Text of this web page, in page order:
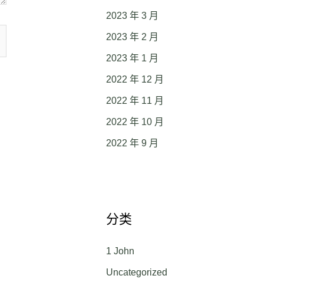
2023 年 3 月
2023 年 2 月
2023 年 1 月
2022 年 12 月
2022 年 11 月
2022 年 10 月
2022 年 9 月
分类
1 John
Uncategorized